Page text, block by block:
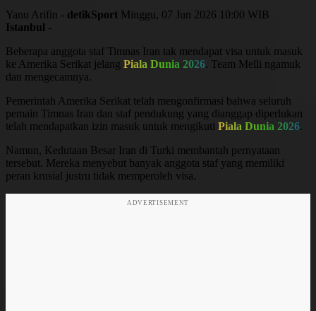
Yanu Arifin - detikSport Minggu, 07 Jun 2026 10:00 WIB
Istanbul -
Beberapa anggota staf Timnas Iran tak mendapat visa untuk masuk
ke Amerika Serikat jelang Piala Dunia 2026. Team Melli ngamuk
dan mengecamnya.
Pemerintah Amerika Serikat telah mengonfirmasi bahwa seluruh
pemain Timnas Iran dan staf pendukung yang dianggap diperlukan
telah mendapatkan izin masuk untuk mengikuti Piala Dunia 2026.
Namun, Kedutaan Besar Iran di Turki membantah pernyataan
tersebut. Mereka menyebut banyak anggota staf yang memiliki
peran krusial justru tidak memperoleh visa.
ADVERTISEMENT